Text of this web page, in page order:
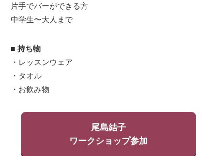
片手でバーができる方
中学生〜大人まで
■ 持ち物
・レッスンウェア
・タオル
・お飲み物
尾島結子
ワークショップ参加